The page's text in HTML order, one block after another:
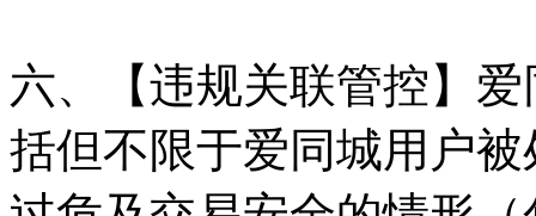
六、【违规关联管控】
括但不限于爱同城用户